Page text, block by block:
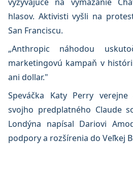
hlasov. Aktivisti vyšli na
San Franciscu.
„Anthropic náhodou
marketingovú kampaň v
ani dollar."
Speváčka Katy Perry verejne
svojho predplatného Claude
Londýna napísal Dariovi
podpory a rozšírenia do Veľkej